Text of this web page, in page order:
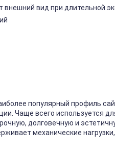
внешний вид при длительной
популярный профиль
Чаще всего используется
долговечную и
механические